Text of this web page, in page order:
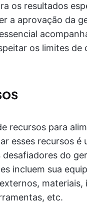
os resultados
a aprovação da
os limites de
recursos para
esses recursos é
desafiadores do
incluem sua
materiais,
etc.